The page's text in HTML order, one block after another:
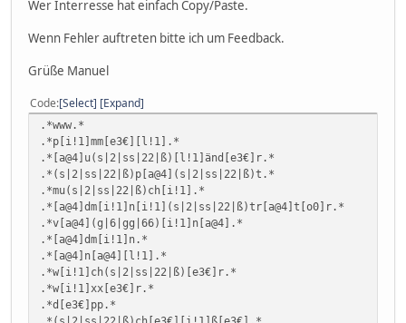
Wer Interresse hat einfach Copy/Paste.
Wenn Fehler auftreten bitte ich um Feedback.
Grüße Manuel
Code Select Expand
.*www.*
.*p[i!1]mm[e3€][l!1].*
.*[a@4]u(s|2|ss|22|ß)[l!1]änd[e3€]r.*
.*(s|2|ss|22|ß)p[a@4](s|2|ss|22|ß)t.*
.*mu(s|2|ss|22|ß)ch[i!1].*
.*[a@4]dm[i!1]n[i!1](s|2|ss|22|ß)tr[a@4]t[o0]r.*
.*v[a@4](g|6|gg|66)[i!1]n[a@4].*
.*[a@4]dm[i!1]n.*
.*[a@4]n[a@4][l!1].*
.*w[i!1]ch(s|2|ss|22|ß)[e3€]r.*
.*w[i!1]xx[e3€]r.*
.*d[e3€]pp.*